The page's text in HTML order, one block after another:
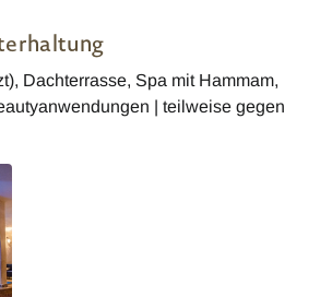
Dachterrasse, Spa mit Hammam,
| teilweise gegen